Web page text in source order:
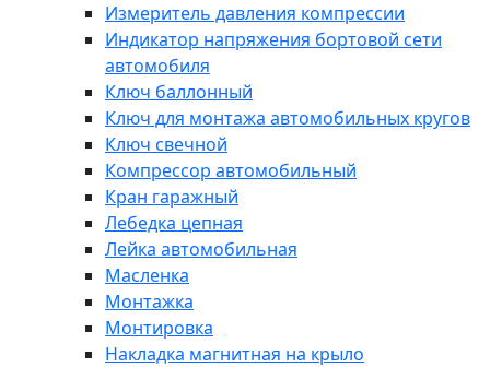
Измеритель давления компрессии
Индикатор напряжения бортовой сети
автомобиля
Ключ баллонный
Ключ для монтажа автомобильных кругов
Ключ свечной
Компрессор автомобильный
Кран гаражный
Лебедка цепная
Лейка автомобильная
Масленка
Монтажка
Монтировка
Накладка магнитная на крыло